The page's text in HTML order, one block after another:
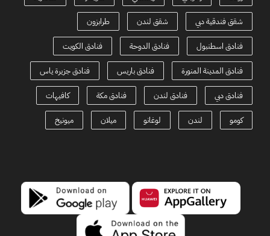
شقق فندقية دبي شقق لندن طرابزون
فنادق اسطنبول فنادق الدوحة فنادق الكويت
فنادق المدينة المنورة فنادق باريس فنادق جزيرة ياس
فنادق دبي فنادق لندن فنادق مكة كافيهات
كومو لندن لوغانو ميلان ميونيخ